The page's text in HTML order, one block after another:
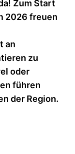
Zum Start
2026 freuen
an
zu
oder
führen
der Region.